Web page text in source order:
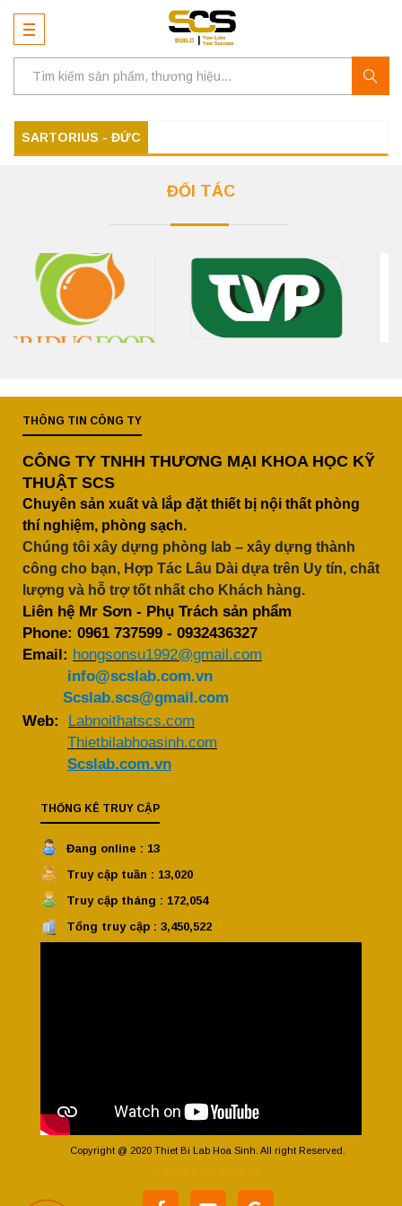
SARTORIUS - ĐỨC
ĐỐI TÁC
THÔNG TIN CÔNG TY
CÔNG TY TNHH THƯƠNG MẠI KHOA HỌC KỸ
THUẬT SCS
Chuyên sản xuất và lắp đặt thiết bị nội thất phòng
thí nghiệm, phòng sạch.
Chúng tôi xây dựng phòng lab – xây dựng thành
công cho bạn, Hợp Tác Lâu Dài dựa trên Uy tín, chất
lượng và hỗ trợ tốt nhất cho Khách hàng.
Liên hệ Mr Sơn - Phụ Trách sản phẩm
Phone: 0961 737599 - 0932436327
Email: hongsonsu1992@gmail.com
info@scslab.com.vn
Scslab.scs@gmail.com
Web: Labnoithatscs.com
Thietbilabhoasinh.com
Scslab.com.vn
THỐNG KÊ TRUY CẬP
Đang online : 13
Truy cập tuần : 13,020
Truy cập tháng : 172,054
Tổng truy cập : 3,450,522
Copyright @ 2020 Thiet Bi Lab Hoa Sinh. All right Reserved.